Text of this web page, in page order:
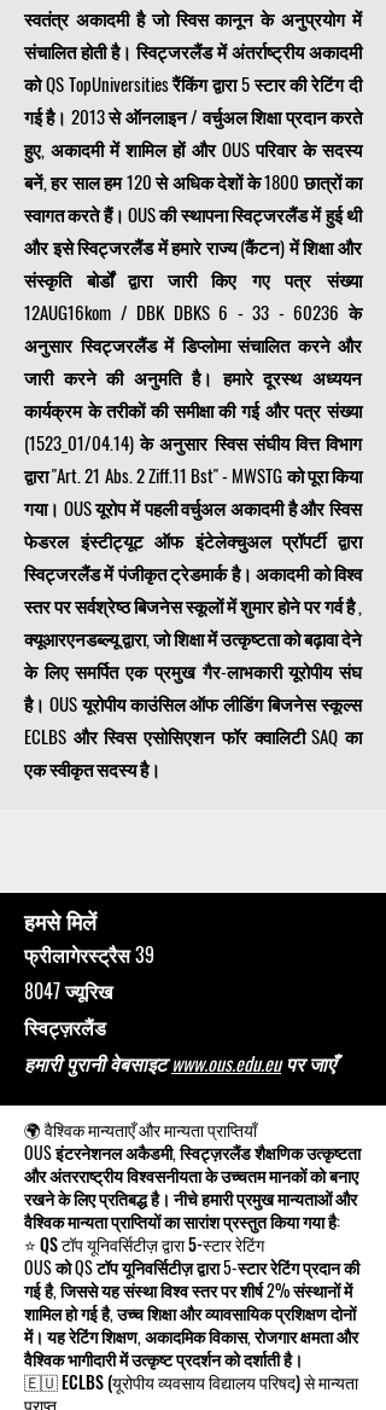
स्वतंत्र अकादमी है जो स्विस कानून के अनुप्रयोग में
संचालित होती है। स्विट्जरलैंड में अंतर्राष्ट्रीय अकादमी
को QS TopUniversities रैंकिंग द्वारा 5 स्टार की रेटिंग दी
गई है। 2013 से ऑनलाइन / वर्चुअल शिक्षा प्रदान करते
हुए, अकादमी में शामिल हों और OUS परिवार के सदस्य
बनें, हर साल हम 120 से अधिक देशों के 1800 छात्रों का
स्वागत करते हैं। OUS की स्थापना स्विट्जरलैंड में हुई थी
और इसे स्विट्जरलैंड में हमारे राज्य (कैंटन) में शिक्षा और
संस्कृति बोर्डों द्वारा जारी किए गए पत्र संख्या
12AUG16kom / DBK DBKS6 - 33 - 60236 के
अनुसार स्विट्जरलैंड में डिप्लोमा संचालित करने और
जारी करने की अनुमति है। हमारे दूरस्थ अध्ययन
कार्यक्रम के तरीकों की समीक्षा की गई और पत्र संख्या
(1523_01/04.14) के अनुसार स्विस संघीय वित्त विभाग
द्वारा "Art. 21 Abs. 2 Ziff.11 Bst" - MWSTG को पूरा किया
गया। OUS यूरोप में पहली वर्चुअल अकादमी है और स्विस
फेडरल इंस्टीट्यूट ऑफ इंटेलेक्चुअल प्रॉपर्टी द्वारा
स्विट्जरलैंड में पंजीकृत ट्रेडमार्क है। अकादमी को विश्व
स्तर पर सर्वश्रेष्ठ बिजनेस स्कूलों में शुमार होने पर गर्व है,
क्यूआरएनडब्ल्यू द्वारा, जो शिक्षा में उत्कृष्टता को बढ़ावा देने
के लिए समर्पित एकप्रमुख गैर-लाभकारी यूरोपीय संघ
है। OUSयूरोपीय काउंसिल ऑफ लीडिंग बिजनेस स्कूल्स
ECLBS और स्विस एसोसिएशन फॉर क्वालिटी SAQ का
एक स्वीकृत सदस्य है।
हमसे मिलें
फ्रीलागेरस्ट्रैस 39
8047 ज्यूरिख
स्विट्ज़रलैंड
हमारी पुरानी वेबसाइटwww.ous.edu.euपर जाएँ
🌍 वैश्विक मान्यताएँ और मान्यता प्राप्तियाँ
OUS इंटरनेशनल अकैडमी, स्विट्ज़रलैंड शैक्षणिक उत्कृष्टता
और अंतरराष्ट्रीय विश्वसनीयता के उच्चतम मानकों को बनाए
रखने के लिए प्रतिबद्ध है। नीचे हमारी प्रमुख मान्यताओं और
वैश्विक मान्यता प्राप्तियों का सारांश प्रस्तुत किया गया है:
⭐ QS टॉप यूनिवर्सिटीज़ द्वारा 5-स्टार रेटिंग
OUS को QS टॉप यूनिवर्सिटीज़ द्वारा 5-स्टार रेटिंग प्रदान की
गई है, जिससे यह संस्था विश्व स्तर पर शीर्ष 2% संस्थानों में
शामिल हो गई है, उच्च शिक्षा और व्यावसायिक प्रशिक्षण दोनों
में। यह रेटिंग शिक्षण, अकादमिक विकास, रोजगार क्षमता और
वैश्विक भागीदारी में उत्कृष्ट प्रदर्शन को दर्शाती है।
🇪🇺 ECLBS (यूरोपीय व्यवसाय विद्यालय परिषद) से मान्यता
प्राप्त